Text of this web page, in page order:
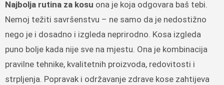
Najbolja rutina za kosu ona je koja odgovara baš tebi.
Nemoj težiti savršenstvu – ne samo da je nedostižno
nego je i dosadno i izgleda neprirodno. Kosa izgleda
puno bolje kada nije sve na mjestu. Ona je kombinacija
pravilne tehnike, kvalitetnih proizvoda, redovitosti i
strpljenja. Popravak i održavanje zdrave kose zahtijeva